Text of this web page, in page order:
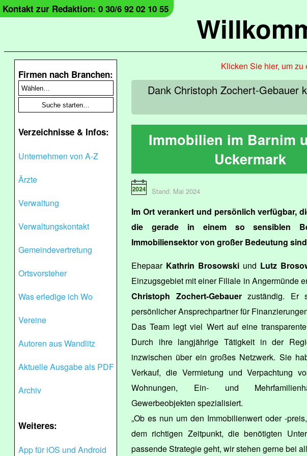
Kontakt zur Redaktion: 0 30/6 92 02 10 55
Firmen nach Branchen:
Verzeichnisse & Infos:
Unternehmen von A-Z
Ärzte
Verwaltung
Verwaltungskontakt
Gemeindevertretung
Ortsvorsteher
Was erledige ich Wo
Vereine
Autoren aus Wandlitz
Aktuelle Ausgabe als PDF
Archiv
Weiteres:
App für iOS und Android
Klicken Sie hier, um
Dank Christoph Zochert-Gebauer
Immobilien im Barnim
Uckermark
Stand: Mai 2024
Im Ort verankert und persönlich verfügbar,
die gerade in einem so sensiblen
Immobiliensektor von großer Bedeutung
Ehepaar Kathrin Brosowski und Lutz
Einzugsgebiet mit einer Filiale in Angermünde
Christoph Zochert-Gebauerzuständig. Er
persönlicher Ansprechpartner für
Das Team legt viel Wert auf eine
Durch ihre langjährige Tätigkeit in der
inzwischen über ein großes Netzwerk. Sie
Verkauf, die Vermietung und Verpachtung
Wohnungen, Ein- und
Gewerbeobjekten spezialisiert.
„Ob es nun um den Immobilienwert oder -
dem richtigen Zeitpunkt, die benötigten
passende Strategie geht, wir stehen gerne bei